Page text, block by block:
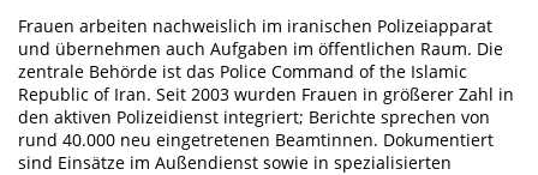
Frauen arbeiten nachweislich im iranischen Polizeiapparat
und übernehmen auch Aufgaben im öffentlichen Raum. Die
zentrale Behörde ist das Police Command of the Islamic
Republic of Iran. Seit 2003 wurden Frauen in größerer Zahl in
den aktiven Polizeidienst integriert; Berichte sprechen von
rund 40.000 neu eingetretenen Beamtinnen. Dokumentiert
sind Einsätze im Außendienst sowie in spezialisierten